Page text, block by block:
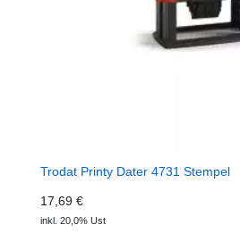
Trodat Printy Dater 4731 Stempel
17,69 €
inkl. 20,0% Ust